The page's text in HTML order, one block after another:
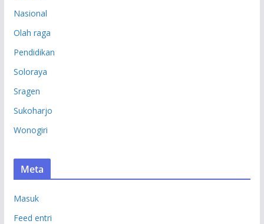
Nasional
Olah raga
Pendidikan
Soloraya
Sragen
Sukoharjo
Wonogiri
Meta
Masuk
Feed entri